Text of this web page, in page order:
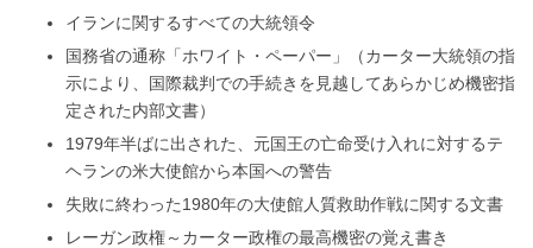
イランに関するすべての大統領令
国務省の通称「ホワイト・ペーパー」（カーター大統領の指
示により、国際裁判での手続きを見越してあらかじめ機密指
定された内部文書）
1979年半ばに出された、元国王の亡命受け入れに対するテ
ヘランの米大使館から本国への警告
失敗に終わった1980年の大使館人質救助作戦に関する文書
レーガン政権～カーター政権の最高機密の覚え書き